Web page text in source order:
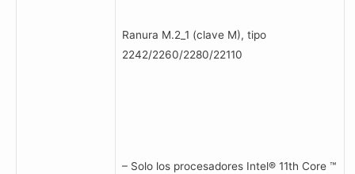
Ranura M.2_1 (clave M), tipo
2242/2260/2280/22110
– Solo los procesadores Intel® 11th Core ™